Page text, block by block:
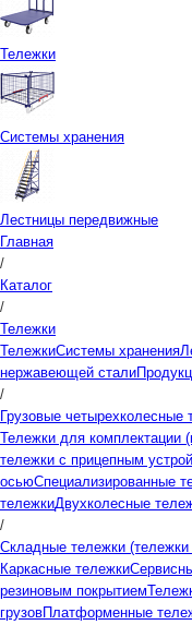
Тележки
Системы хранения
Лестницы передвижные
Главная
/
Каталог
/
Тележки
ТележкиСистемы хранения
нержавеющей стали
/
Грузовые четырехколесные
Тележки для комплектации
тележки с прицепным
осьюСпециализированные
тележкиДвухколесные
/
Складные тележки (тележки
Каркасные тележки
резиновым покрытием
грузовПлатформенные